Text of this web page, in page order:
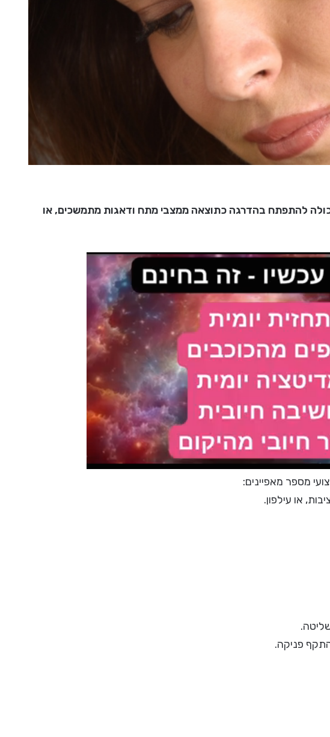
להתפתח בהדרגה כתוצאה ממצבי מתח ודאגות מתמשכים, או
מספר מאפיינים:
או עילפון.
פניקה.